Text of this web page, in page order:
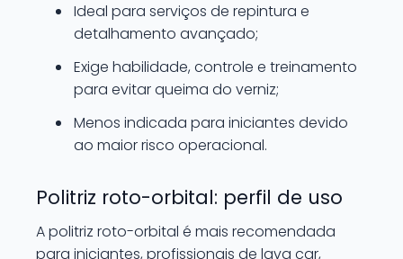
Ideal para serviços de repintura e
detalhamento avançado;
Exige habilidade, controle e treinamento
para evitar queima do verniz;
Menos indicada para iniciantes devido
ao maior risco operacional.
Politriz roto-orbital: perfil de uso
A politriz roto-orbital é mais recomendada
para iniciantes, profissionais de lava car,